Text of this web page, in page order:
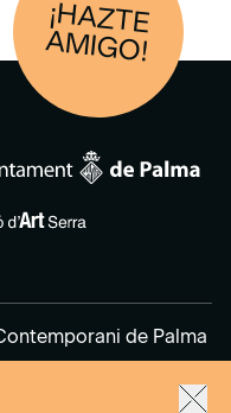
¡HAZTE
AM
IGO!
de Palma